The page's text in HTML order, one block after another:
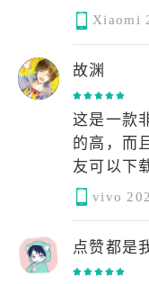
Xiaomi
故渊
这是一款
的高，而
友可以下
vivo
点赞都是